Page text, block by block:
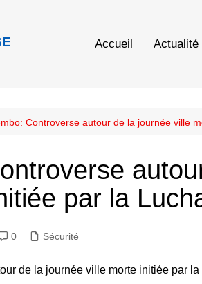
Accueil Actualité
Controverse autour de la journée ville
par la
0 Sécurité